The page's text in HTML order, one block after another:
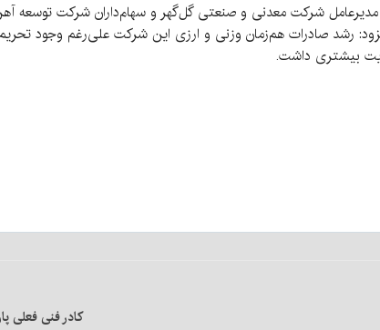
شرکت معدنی و صنعتی گل‌گهر و سهام‌داران شرکت توسعه آهن و
رشد صادرات هم‌زمان وزنی و ارزی این شرکت علی‌رغم وجود
بیشتری داشت.
کادر فنی فعلی